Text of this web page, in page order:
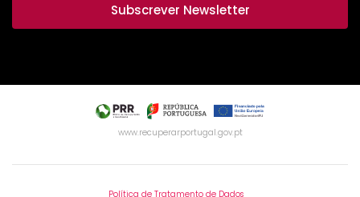
Subscrever Newsletter
www.recuperarportugal.gov.pt
Política de Tratamento de Dados